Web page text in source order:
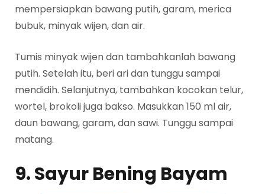
mempersiapkan bawang putih, garam, merica
bubuk, minyak wijen, dan air.
Tumis minyak wijen dan tambahkanlah bawang
putih. Setelah itu, beri ari dan tunggu sampai
mendidih. Selanjutnya, tambahkan kocokan telur,
wortel, brokoli juga bakso. Masukkan 150 ml air,
daun bawang, garam, dan sawi. Tunggu sampai
matang.
9. Sayur Bening Bayam